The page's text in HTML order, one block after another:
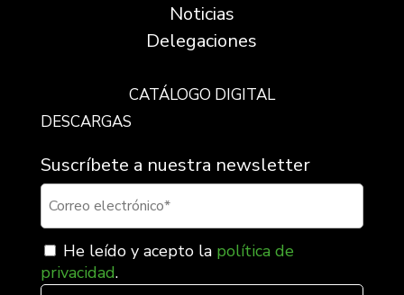
Noticias
Delegaciones
CATÁLOGO DIGITAL
DESCARGAS
Suscríbete a nuestra newsletter
He leído y acepto la política de
privacidad.